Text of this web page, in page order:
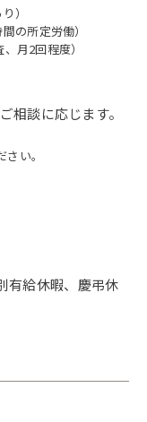
）
の所定労働）
月2回程度）
相談に応じます。
い。
有給休暇、慶弔休